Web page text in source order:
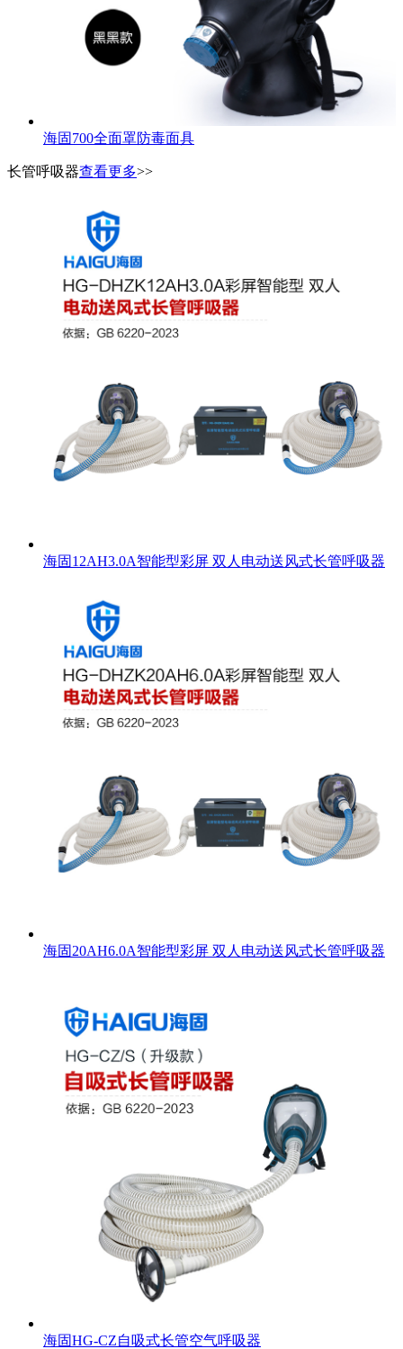
海固700全面罩防毒面具
长管呼吸器查看更多>>
海固12AH3.0A智能型彩屏 双人电动送风式长管呼吸器
海固20AH6.0A智能型彩屏 双人电动送风式长管呼吸器
海固HG-CZ自吸式长管空气呼吸器